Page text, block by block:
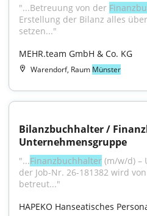
"...Betreuung von der
Erstellung der Bilanz alles
setzen..."
MEHR.team GmbH & Co. KG
Warendorf, Raum Münster
Bilanzbuchhalter /
Unternehmensgruppe
"...Finanzbuchhalter (m/w/d) –
der Job-Nr. 26-181382 wird von
betreut..."
HAPEKO Hanseatisches